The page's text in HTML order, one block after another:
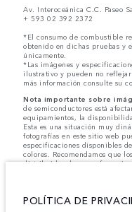
Av. Interoceánica C.C. Paseo
+ 593 02 392 2372
*El consumo de combustible
obtenido en dichas pruebas y
únicamente.
*Las imágenes y
ilustrativo y pueden no
más información consulte su
Nota importante sobre
de semiconductores está
equipamientos, la
Esta es una situación muy
fotografías en este sitio web
especificaciones disponibles
colores. Recomendamos que
distribuidor de su
Jaguar Land Rover Limited
POLÍTICA DE